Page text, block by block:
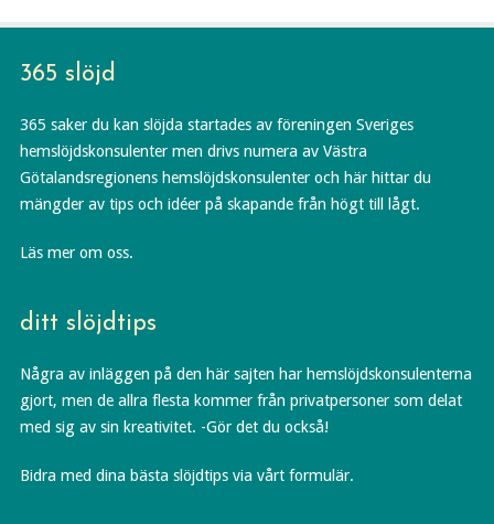
365 slöjd
365 saker du kan slöjda startades av föreningen Sveriges
hemslöjdskonsulenter men drivs numera av Västra
Götalandsregionens hemslöjdskonsulenter och här hittar du
mängder av tips och idéer på skapande från högt till lågt.
Läs mer om oss.
ditt slöjdtips
Några av inläggen på den här sajten har hemslöjdskonsulenterna
gjort, men de allra flesta kommer från privatpersoner som delat
med sig av sin kreativitet. -Gör det du också!
Bidra med dina bästa slöjdtips via vårt formulär.